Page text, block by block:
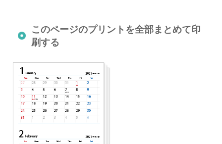
このページのプリントを全部まとめて印
刷する